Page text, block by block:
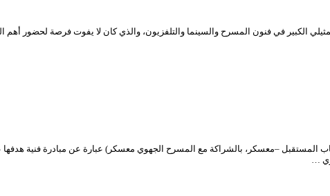
الكبير أحمد بن عيسى، يوم الجمعة 20 ماي 2022، صاحب المسار التمثيلي الكبير في فنون المسرح والسينما والتلفزيون، والذي
–معسكر، بالشراكة مع المسرح الجهوي معسكر) عبارة عن مبادرة فنية هدفها
…